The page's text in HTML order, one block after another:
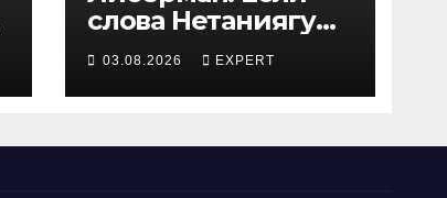
слова Нетаниягу
не предвыборный
трюк, пусть
докажет это делом
03.08.2026 EXPERT